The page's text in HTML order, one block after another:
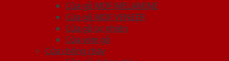
Cửa gỗ MDF MELAMINE
Cửa gỗ MDF VENEER
Cửa gỗ tự nhiên
Cửa vòm gỗ
Cửa chống cháy